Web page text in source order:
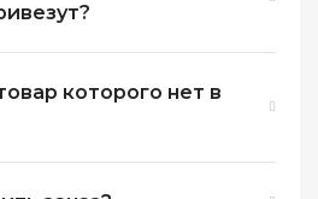
которого нет в